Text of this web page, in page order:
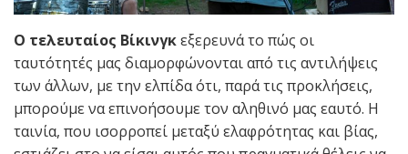
Ο τελευταίος Βίκινγκεξερευνά το πώς οι
ταυτότητές μας διαμορφώνονται από τις αντιλήψεις
των άλλων, με την ελπίδα ότι, παρά τις προκλήσεις,
μπορούμε να επινοήσουμε τον αληθινό μας εαυτό. Η
ταινία, που ισορροπεί μεταξύ ελαφρότητας και βίας,